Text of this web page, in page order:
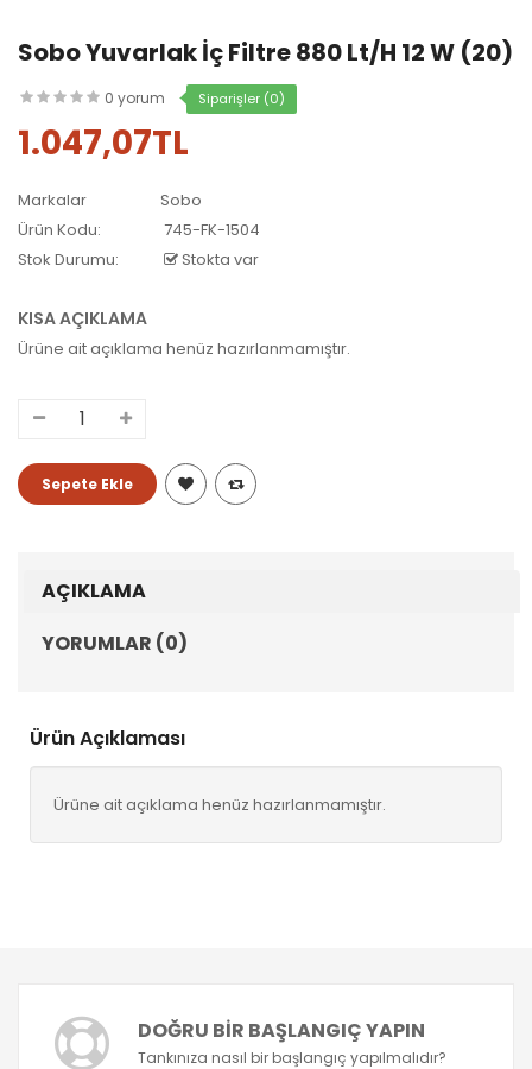
Sobo Yuvarlak İç Filtre 880 Lt/h 12 W (20)
0 yorum Siparişler (0)
1.047,07TL
Markalar
Sobo
Ürün Kodu:
745-FK-1504
Stok Durumu:
Stokta var
KISA AÇIKLAMA
Ürüne ait açıklama henüz hazırlanmamıştır.
AÇIKLAMA
YORUMLAR (0)
Ürün Açıklaması
Ürüne ait açıklama henüz hazırlanmamıştır.
DOĞRU BIR BAŞLANGIÇ YAPIN
Tankınıza nasıl bir başlangıç yapılmalıdır?